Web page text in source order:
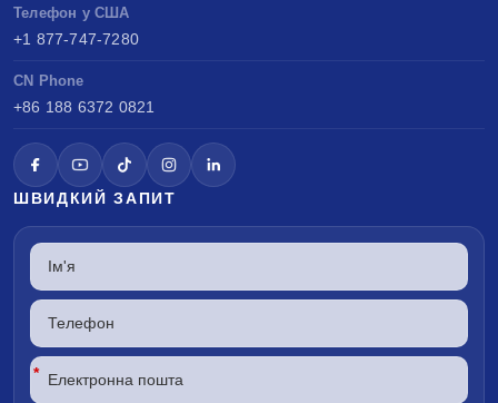
Телефон у США
+1 877-747-7280
CN Phone
+86 188 6372 0821
ШВИДКИЙ ЗАПИТ
*